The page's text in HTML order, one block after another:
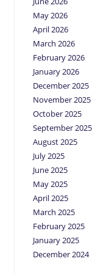
May 2026
April 2026
March 2026
February 2026
January 2026
December 2025
November 2025
October 2025
September 2025
August 2025
July 2025
June 2025
May 2025
April 2025
March 2025
February 2025
January 2025
December 2024